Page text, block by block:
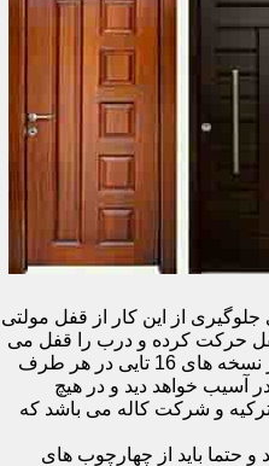
از این کار از قفل مولتی
از سیلندر قفل حرکت کرده و درب را قفل می
کند و در دو با قفل سویچ (در قفل های 20 تایی )پنج زبانه از قسمت بالای درب،پانزده زبانه هم از قسمت بالا،وسط و پایین قسمت کناری درب وارد چهار چوب می شوند (در نسخه های 16 تایی در هر طرف
آسیب خواهد دید و در هیچ
ترکیه و شرکت کاله می باشد که
حتما باید از چهارچوب های